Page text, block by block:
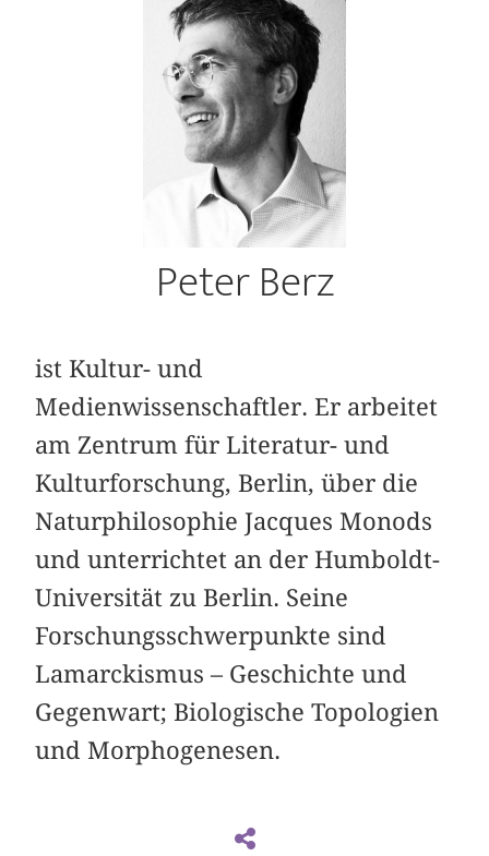
Peter Berz
ist Kultur- und
Medienwissenschaftler. Er arbeitet
am Zentrum für Literatur- und
Kulturforschung, Berlin, über die
Naturphilosophie Jacques Monods
und unterrichtet an der Humboldt-
Universität zu Berlin. Seine
Forschungsschwerpunkte sind
Lamarckismus – Geschichte und
Gegenwart; Biologische Topologien
und Morphogenesen.